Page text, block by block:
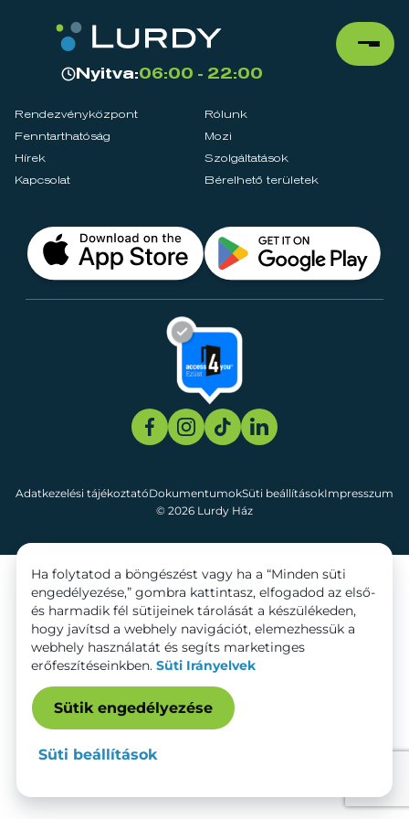
Nyitva:06:00 - 22:00
Rendezvényközpont
Rólunk
Fenntarthatóság
Mozi
Hírek
Szolgáltatások
Kapcsolat
Bérelhető területek
© 2026 Lurdy Ház
Adatkezelési tájékoztatóDokumentumokSüti beállításokImpresszum
Ha folytatod a böngészést vagy ha a “Minden süti
engedélyezése,” gombra kattintasz, elfogadod az első-
és harmadik fél sütijeinek tárolását a készülékeden,
hogy javítsd a webhely navigációt, elemezhessük a
webhely használatát és segíts marketinges
erőfeszítéseinkben. Süti Irányelvek
Sütik engedélyezése
Süti beállítások